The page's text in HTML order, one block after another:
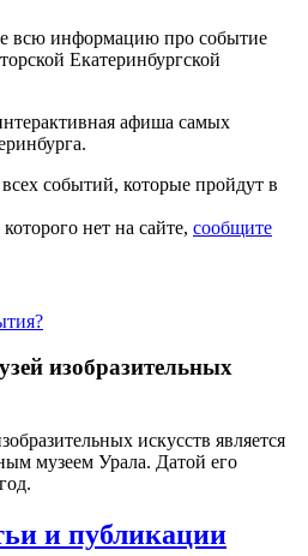
всю информацию про событие
Екатеринбургской
афиша самых
событий, которые пройдут в
нет на сайте, сообщите
изобразительных
искусств является
музеем Урала. Датой его
и публикации